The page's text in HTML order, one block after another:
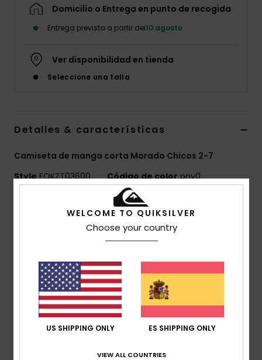
Domicilio o Entrega en punto de recogida
Entrega prevista a partir del10 agosto
Ver disponibilidad en tienda
Seleccione una talla
Detalles & características
Camiseta de manga corta Morado Chicos 2-7
StyleEQKZT03600 Código de colorpny0
Confeccionado con un 25% de fibras de algodón
Tejido:tejido de punto jersey 70% algodón, 30%
algodón reciclado [160 g/m2]
Corte:corte Regular
Cuello:redondo
Otros:serigrafía en el pecho y la espalda
WELCOME TO QUIKSILVER
Choose your country
US SHIPPING ONLY ES SHIPPING ONLY
VIEW ALL COUNTRIES